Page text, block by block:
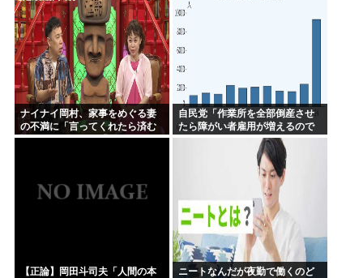
ナイナイ岡村、家事をめぐる妻
の不満に「言ってくれたら済む
話やん」になるみ「バイトやっ
自民党「作業所を全部倒産させ
たら障がい者雇用が増えるので
は 」結果ww
【正論】岡田斗司夫「人間の本
ニートなんだが夜勤で働くのど